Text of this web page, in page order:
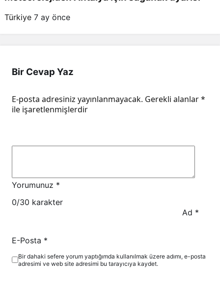
Türkiye 7 ay önce
Bir Cevap Yaz
E-posta adresiniz yayınlanmayacak. Gerekli alanlar*
ile işaretlenmişlerdir
Yorumunuz *
0/30 karakter
Ad *
E-Posta *
Bir dahaki sefere yorum yaptığımda kullanılmak üzere adımı, e-posta
adresimi ve web site adresimi bu tarayıcıya kaydet.